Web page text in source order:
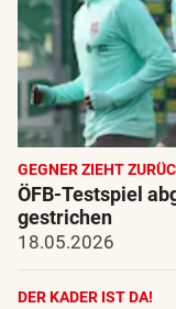
GEGNER ZIEHT
ÖFB-Testspiel
gestrichen
18.05.2026
DER KADER IST DA!